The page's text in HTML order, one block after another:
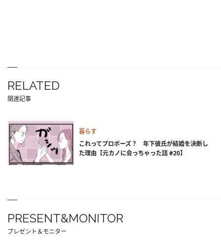
RELATED
関連記事
暮らす
これってプロポーズ？ 年下彼氏が結婚を決断し
た理由【元カノに会っちゃった話 #20】
PRESENT&MONITOR
プレゼント＆モニター